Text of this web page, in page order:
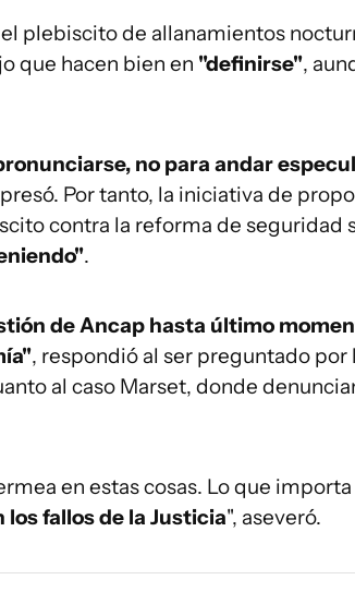
plebiscito de allanamientos
que hacen bien en "definirse",
no para andar
Por tanto, la iniciativa de
contra la reforma de seguridad
.
de Ancap hasta último
, respondió al ser preguntado por
al caso Marset, donde
en estas cosas. Lo que importa
fallos de la Justicia", aseveró.